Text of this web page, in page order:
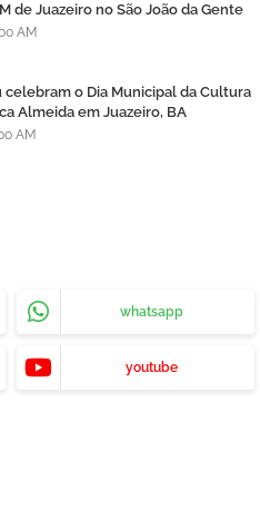
de Juazeiro no São João da Gente
AM
celebram o Dia Municipal da Cultura
Almeida em Juazeiro, BA
AM
whatsapp
youtube